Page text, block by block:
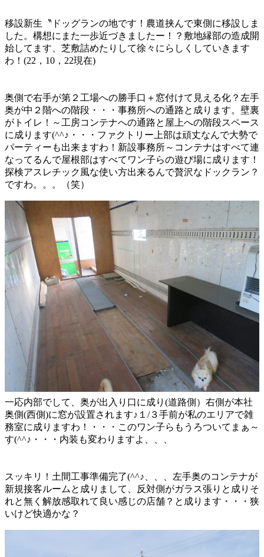
移設新生〝ドッグランの地です！農道挟んで東側に移設しま
した。構想にまた一歩近づきましたー！？敷地縁部の造成開
始してます、芝敷詰めたりして徐々にらしくしていきます
わ！(22，10，22現在)
奥側で右手が第２工場への勝手口＋窓付けて見える化？左手
奥が中２階への階段・・・事務所への通路と成ります。壁裏
がトイレ！～工房コンテナへの通路と屋上への階段スペース
に成ります(^^♪・・・ファクトリー上部は頑丈なんで大勢で
パーティーも出来ますわ！新設事務所～コンテナはすべて連
なってるんで屋根部はすべてワン子らの遊び場に成ります！
探検アスレチック風な使い方出来るんで贅沢なドックラン？
ですわ。。。（笑）
一応内部でして、奥が出入り口に成り(道路側）右側が本社
奥側(西側)に窓が設置されます♪１/３手前が私のエリアで雑
務室に成りますわ！・・・このワン子らもうろついてまぁ～
す(^^♪・・・内装も変わりますよ、、、
スッキリ！土間工事準備完了(^^♪、、、左手奥のコンテナが
新規接客ルームと成りまして、反対側がガラス張りと成りそ
れと無く解放感取れて良い感じの店舗？と成ります・・・狭
いけど快適かな？